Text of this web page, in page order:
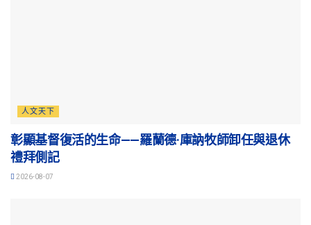
人文天下
彰顯基督復活的生命——羅蘭德·庫訥牧師卸任與退休
禮拜側記
2026-08-07